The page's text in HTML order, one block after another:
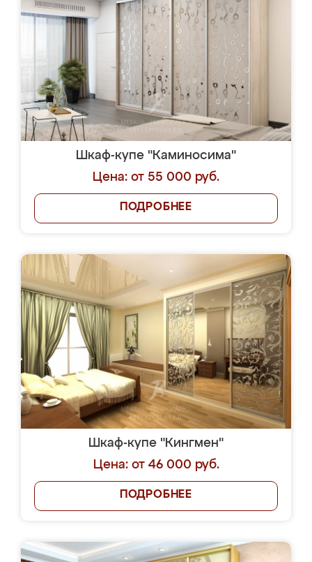
Шкаф-купе "Каминосима"
Цена: от 55 000 руб.
ПОДРОБНЕЕ
Шкаф-купе "Кингмен"
Цена: от 46 000 руб.
ПОДРОБНЕЕ